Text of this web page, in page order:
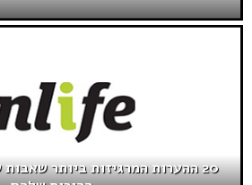
20 ההערות המרגיזות ביותר